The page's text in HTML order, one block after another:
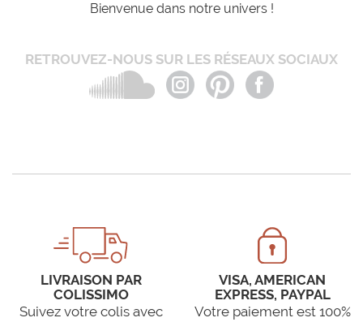
Bienvenue dans notre univers !
RETROUVEZ-NOUS SUR LES RÉSEAUX SOCIAUX
LIVRAISON PAR
COLISSIMO
Suivez votre colis avec
VISA, AMERICAN
EXPRESS, PAYPAL
Votre paiement est 100%